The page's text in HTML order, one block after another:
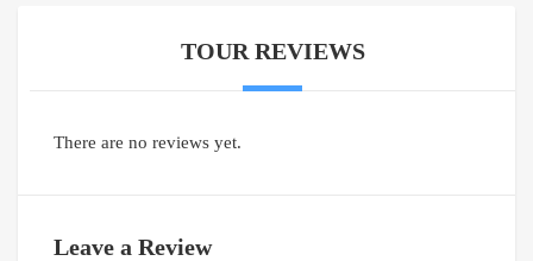
TOUR REVIEWS
There are no reviews yet.
Leave a Review